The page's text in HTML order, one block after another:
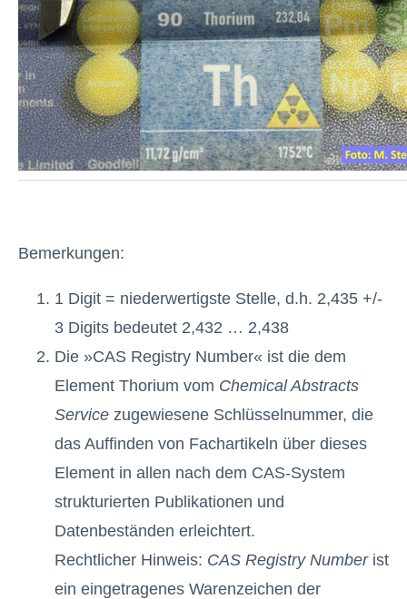
Bemerkungen:
1 Digit = niederwertigste Stelle, d.h. 2,435 +/-
3 Digits bedeutet 2,432 … 2,438
Die »CAS Registry Number« ist die dem
Element Thorium vom Chemical Abstracts
Service zugewiesene Schlüsselnummer, die
das Auffinden von Fachartikeln über dieses
Element in allen nach dem CAS-System
strukturierten Publikationen und
Datenbeständen erleichtert.
Rechtlicher Hinweis: CAS Registry Numberist
ein eingetragenes Warenzeichen der